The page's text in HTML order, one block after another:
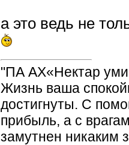
а это ведь не
"ПА АХ«Нектар
Жизнь ваша
достигнуты. С
прибыль, а с
замутнен никаким